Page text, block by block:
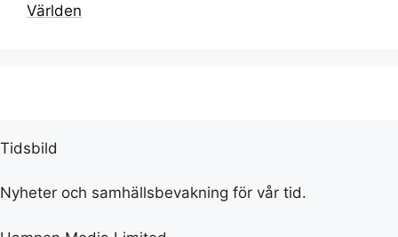
Världen
Tidsbild
Nyheter och samhällsbevakning för vår tid.